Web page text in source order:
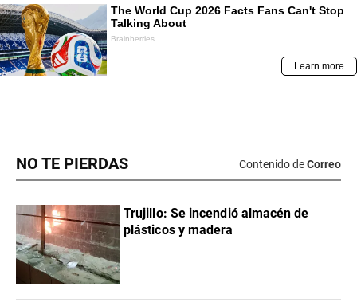
NO TE PIERDAS Contenido deCorreo
Trujillo: Se incendió almacén de
plásticos y madera